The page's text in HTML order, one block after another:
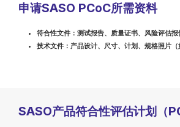
申请SASO PCoC所需资料
符合性文件：测试报告、质量证书、风险评估报
技术文件：产品设计、尺寸、计划、规格照片（
SASO产品符合性评估计划（